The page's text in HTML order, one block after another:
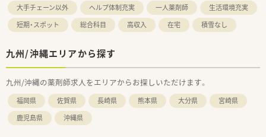
大手チェーン以外
ヘルプ体制充実 一人薬剤師
生活環境充実
短期・スポット
総合科目 高収入 在宅 積雪なし
九州/沖縄エリアから探す
九州/沖縄の薬剤師求人をエリアからお探しいただけます。
福岡県 佐賀県 長崎県 熊本県 大分県
宮崎県
鹿児島県
沖縄県